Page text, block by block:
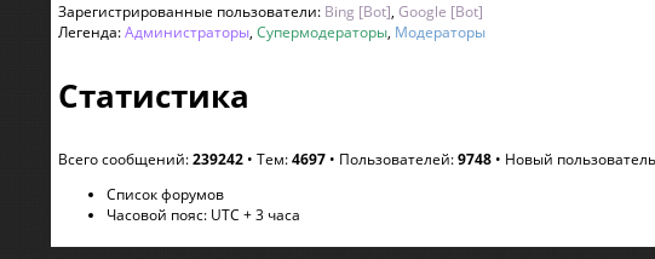
Зарегистрированные пользователи: Bing [Bot], Google [Bot]
Легенда:Администраторы, Супермодераторы, Модераторы
Статистика
Всего сообщений:239242 • Тем:4697 • Пользователей:9748 • Новый
Список форумов
Часовой пояс: UTC + 3 часа